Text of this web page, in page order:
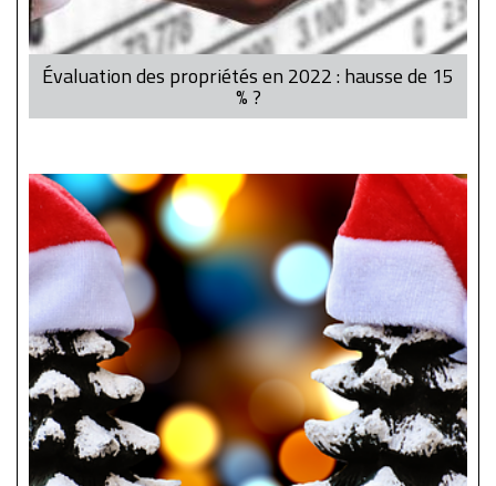
Évaluation des propriétés en 2022 : hausse de 15
% ?